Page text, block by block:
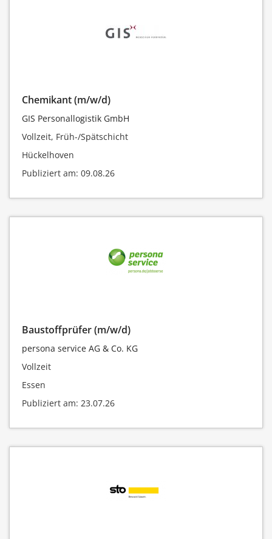
Chemikant (m/w/d)
GIS Personallogistik GmbH
Vollzeit, Früh-/Spätschicht
Hückelhoven
Publiziert am: 09.08.26
Baustoffprüfer (m/w/d)
persona service AG & Co. KG
Vollzeit
Essen
Publiziert am: 23.07.26